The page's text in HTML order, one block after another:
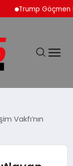
Trump Göçmen
Vakfı’nın